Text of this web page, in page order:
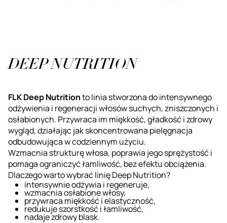
DEEP NUTRITION
FLK Deep Nutritionto linia stworzona do intensywnego
odżywienia i regeneracji włosów suchych, zniszczonych i
osłabionych. Przywraca im miękkość, gładkość i zdrowy
wygląd, działając jak skoncentrowana pielęgnacja
odbudowująca w codziennym użyciu.
Wzmacnia strukturę włosa, poprawia jego sprężystość i
pomaga ograniczyć łamliwość, bez efektu obciążenia.
Dlaczego warto wybrać linię Deep Nutrition?
intensywnie odżywia i regeneruje,
wzmacnia osłabione włosy,
przywraca miękkość i elastyczność,
redukuje szorstkość i łamliwość,
nadaje zdrowy blask.